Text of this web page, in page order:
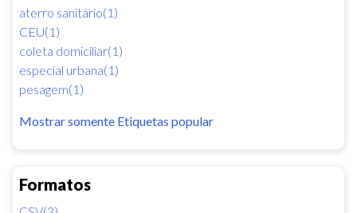
aterro sanitário(1)
CEU(1)
coleta domiciliar(1)
especial urbana(1)
pesagem(1)
Mostrar somente Etiquetas popular
Formatos